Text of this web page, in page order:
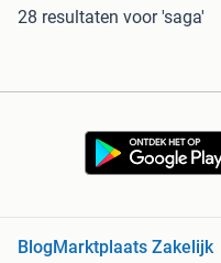
28 resultaten voor 'saga'
Blog Marktplaats Zakelijk